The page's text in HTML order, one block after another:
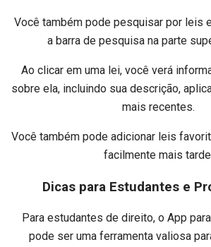
Você também pode pesquisar por leis
a barra de pesquisa na parte
Ao clicar em uma lei, você verá
sobre ela, incluindo sua descrição,
mais recentes.
Você também pode adicionar leis
facilmente mais
Dicas para Estudantes e
Para estudantes de direito, o App
pode ser uma ferramenta valiosa